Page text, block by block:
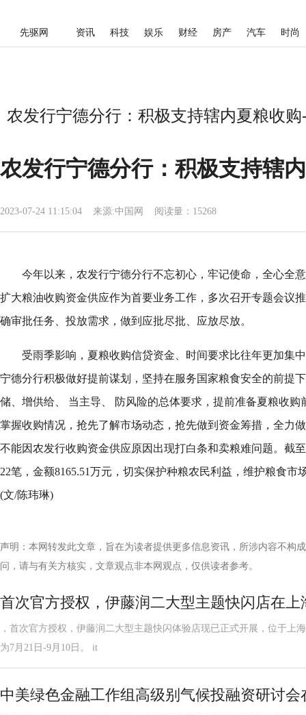
先驱网 资讯 科技 娱乐 财经 房产 汽车 时尚
农发行宁德分行：积极支持辖内夏粮收购
农发行宁德分行：积极支持辖
2023-07-24 11:15:04 来源:中国网 阅读量：15268
今年以来，农发行宁德分行不忘初心，牢记使命，全心全
扩大粮油收购资金供应作为首要业务工作，多次召开专题会议
确审批任务、投放需求，做到应批尽批、应放尽放。
受雨季影响，夏粮收购信贷资金、时间要求比往年更加集
宁德分行积极做好提前谋划，坚持在服务国家粮食安全的前提
储、增供给、 当主导、 防风险的总体要求，提前准备夏粮收购
掌握收购情况，抢先了解市场动态，抢先做到资金筹措，全力
不能因农发行收购资金供应原因出现打白条和卖粮难问题。截
22笔，金额8165.51万元，切实保护种粮农民利益，维护粮食市
(文/陈玮琳)
声明：本网转发此文章，旨在为读者提供更多信息资讯，所涉内容不构
问，请与有关方核实，文章观点非本网观点，仅供读者参考。
首次官方授权，伊藤润二大型主题快闪店在
，首次官方授权，伊藤润二大型主题快闪体验店现已正式开展，位于上
为7月21日-9月10日。 it
中美绿色金融工作组高级别气候投融资研讨会